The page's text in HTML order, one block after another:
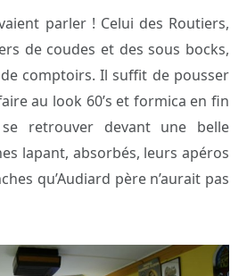
parler ! Celui des Routiers,
de coudes et des sous bocks,
comptoirs. Il suffit de pousser
au look 60’s et formica en fin
retrouver devant une belle
lapant, absorbés, leurs apéros
qu’Audiard père n’aurait pas